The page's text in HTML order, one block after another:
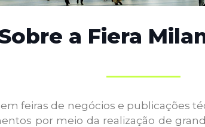
a Fiera
feiras de negócios e publicações
por meio da realização de